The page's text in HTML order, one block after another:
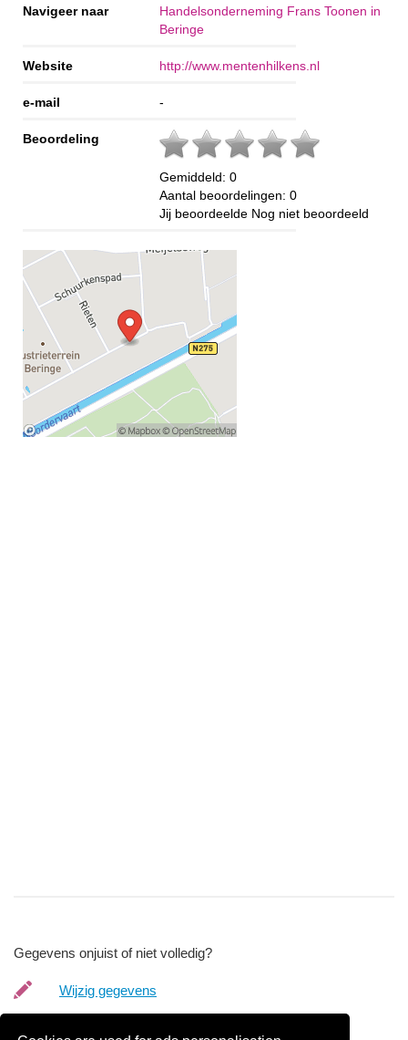
Navigeer naar
Handelsonderneming Frans Toonen in
Beringe
Website http://www.mentenhilkens.nl
e-mail -
Beoordeling
Gemiddeld: 0
Aantal beoordelingen: 0
Jij beoordeelde Nog niet beoordeeld
Gegevens onjuist of niet volledig?
Wijzig gegevens